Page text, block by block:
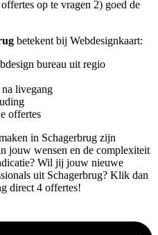
op te vragen 2) goed de
betekent bij Webdesignkaart:
bureau uit regio
livegang
offertes
in Schagerbrug zijn
jouw wensen en de complexiteit
Wil jij jouw nieuwe
uit Schagerbrug? Klik dan
direct 4 offertes!